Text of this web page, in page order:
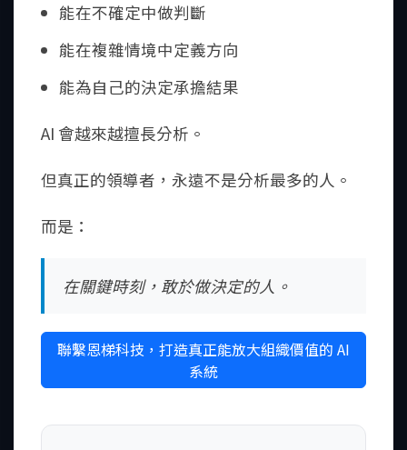
能在不確定中做判斷
能在複雜情境中定義方向
能為自己的決定承擔結果
AI 會越來越擅長分析。
但真正的領導者，永遠不是分析最多的人。
而是：
在關鍵時刻，敢於做決定的人。
聯繫恩梯科技，打造真正能放大組織價值的 AI
系統